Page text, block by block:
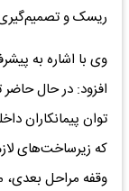
ریسک و تصمیم‌گیری
افزود: در حال حاضر
توان پیمانکاران
که زیرساخت‌های
وقفه مراحل بعدی،